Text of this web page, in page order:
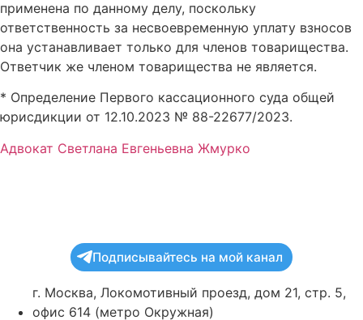
применена по данному делу, поскольку
ответственность за несвоевременную уплату взносов
она устанавливает только для членов товарищества.
Ответчик же членом товарищества не является.
* Определение Первого кассационного суда общей
юрисдикции от 12.10.2023 № 88-22677/2023.
Адвокат Светлана Евгеньевна Жмурко
Подписывайтесь на мой канал
г. Москва, Локомотивный проезд, дом 21, стр. 5,
офис 614 (метро Окружная)